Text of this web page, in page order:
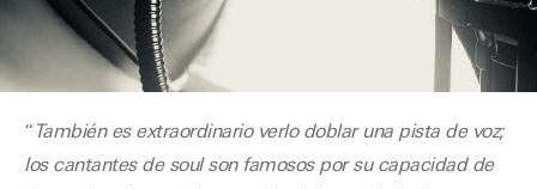
“ También es extraordinario verlo doblar una pista de voz;
los cantantes de soul son famosos por su capacidad de